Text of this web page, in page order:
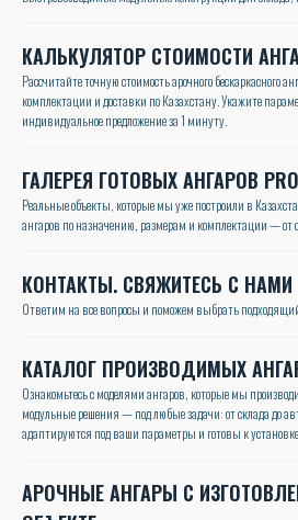
КАЛЬКУЛЯТОР СТОИМОСТИ
Рассчитайте точную стоимость арочного бескаркасного
комплектации и доставки по Казахстану. Укажите
индивидуальное предложение за 1 минуту.
ГАЛЕРЕЯ ГОТОВЫХ АНГАРОВ PRO
Реальные объекты, которые мы уже построили в
ангаров по назначению, размерам и комплектации — от
КОНТАКТЫ. СВЯЖИТЕСЬ С НАМИ
Ответим на все вопросы и поможем выбрать
КАТАЛОГ ПРОИЗВОДИМЫХ
Ознакомьтесь с моделями ангаров, которые мы
модульные решения — под любые задачи: от склада до
адаптируются под ваши параметры и готовы к
АРОЧНЫЕ АНГАРЫ С